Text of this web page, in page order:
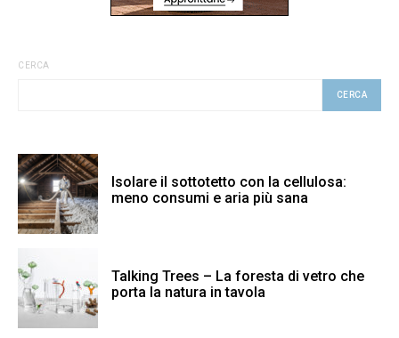
CERCA
CERCA
Isolare il sottotetto con la cellulosa:
meno consumi e aria più sana
Talking Trees – La foresta di vetro che
porta la natura in tavola